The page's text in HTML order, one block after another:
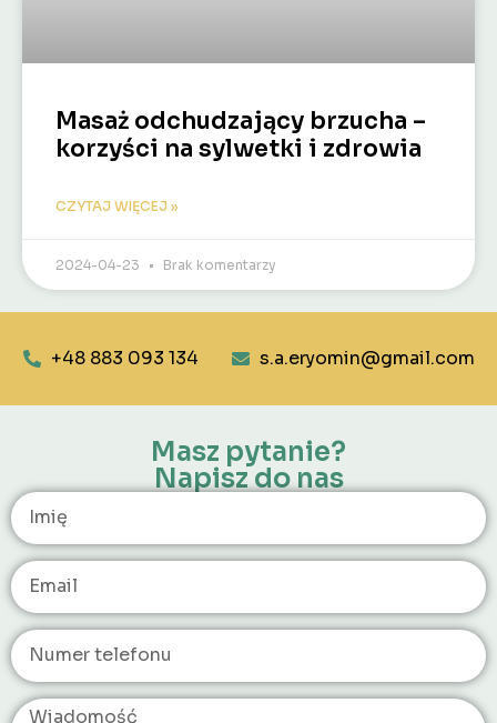
Masaż odchudzający brzucha –
korzyści na sylwetki i zdrowia
CZYTAJ WIĘCEJ »
2024-04-23 Brak komentarzy
+48 883 093 134 s.a.eryomin@gmail.com
Masz pytanie?
Napisz do nas